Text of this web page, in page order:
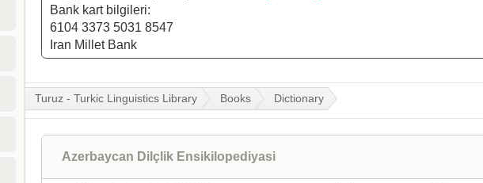
Bank kart bilgileri:
6104 3373 5031 8547
Iran Millet Bank
Turuz - Turkic Linguistics Library Books Dictionary
Azerbaycan Dilçlik Ensikilopediyasi